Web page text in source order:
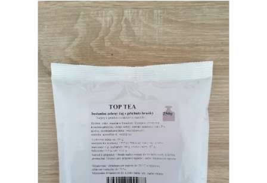
hvězdiček.